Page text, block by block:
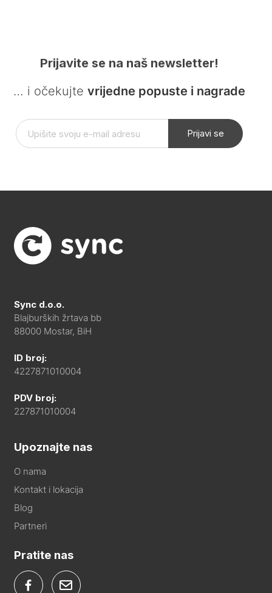
Prijavite se na naš newsletter!
… i očekujte vrijedne popuste i nagrade
Prijavi se
Sync d.o.o.
Blajburških žrtava bb
88000 Mostar, BiH
ID broj:
4227871010004
PDV broj:
227871010004
Upoznajte nas
O nama
Kontakt i lokacija
Blog
Partneri
Pratite nas